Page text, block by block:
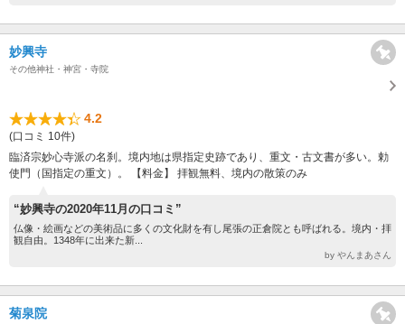
妙興寺
その他神社・神宮・寺院
4.2
(口コミ 10件)
臨済宗妙心寺派の名刹。境内地は県指定史跡であり、重文・古文書が多い。勅
使門（国指定の重文）。 【料金】 拝観無料、境内の散策のみ
“妙興寺の2020年11月の口コミ”
仏像・絵画などの美術品に多くの文化財を有し尾張の正倉院とも呼ばれる。境内・拝
観自由。1348年に出来た新...
by やんまあさん
菊泉院